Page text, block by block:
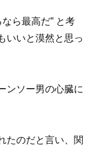
ら最高だ” と考
いいと漠然と思っ
ンソー男の心臓に
たのだと言い、関